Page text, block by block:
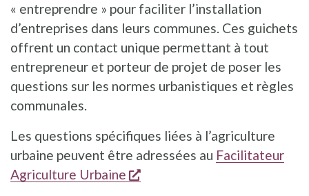
« entreprendre » pour faciliter l’installation
d’entreprises dans leurs communes. Ces guichets
offrent un contact unique permettant à tout
entrepreneur et porteur de projet de poser les
questions sur les normes urbanistiques et règles
communales.
Les questions spécifiques liées à l’agriculture
urbaine peuvent être adressées au Facilitateur
Agriculture Urbaine
s'ouvre dans une nouvelle